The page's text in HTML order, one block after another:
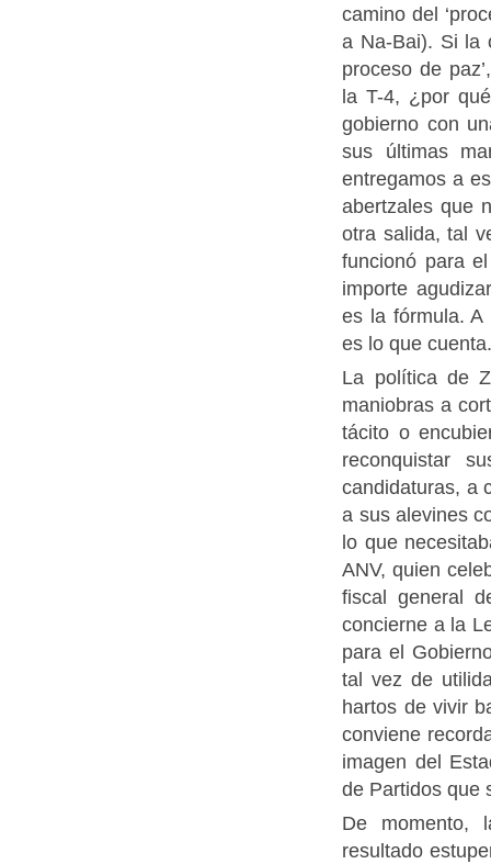
camino del
a Na-Bai). Si la
proceso de
la T-4, ¿por
gobierno con
sus últimas
entregamos a
abertzales que
otra salida, tal
funcionó para
importe
es la fórmula.
es lo que
La política de
maniobras a
tácito o
reconquistar
candidaturas, a
a sus alevines
lo que
ANV, quien
fiscal general
concierne a la
para el
tal vez de
hartos de vivir
conviene
imagen del
de Partidos que
De momento,
resultado